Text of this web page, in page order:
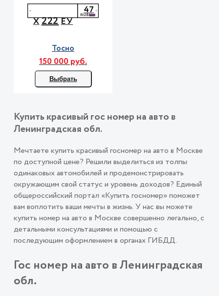
Х222ЕУ
47
Тосно
150 000 руб.
Выбрать
Купить красивый гос номер на авто в
Ленинградская обл.
Мечтаете купить красивый госномер на авто в Москве
по доступной цене? Решили выделиться из толпы
одинаковых автомобилей и продемонстрировать
окружающим свой статус и уровень доходов? Единый
общероссийский портал «Купить госномер» поможет
вам воплотить ваши мечты в жизнь. У нас вы можете
купить номер на авто в Москве совершенно легально, с
детальными консультациями и помощью с
последующим оформлением в органах ГИБДД.
Гос номер на авто в Ленинградская
обл.